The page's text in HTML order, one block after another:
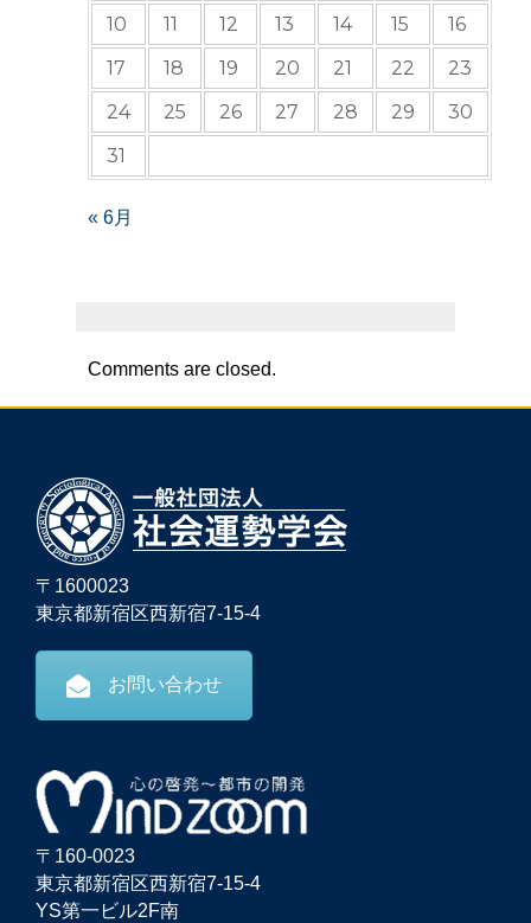
10
11 12 13 14 15
16
17
18 19 20 21 22
23
24
25 26 27 28 29
30
31
« 6月
Comments are closed.
〒1600023
東京都新宿区西新宿7-15-4
お問い合わせ
〒160-0023
東京都新宿区西新宿7-15-4
YS第一ビル2F南